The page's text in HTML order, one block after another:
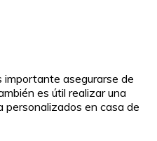
importante asegurarse de
es útil realizar una
personalizados en casa de